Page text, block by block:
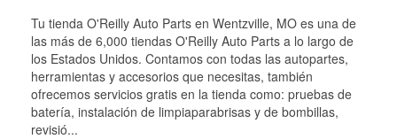
Tu tienda O'Reilly Auto Parts en Wentzville, MO es una de
las más de 6,000 tiendas O'Reilly Auto Parts a lo largo de
los Estados Unidos. Contamos con todas las autopartes,
herramientas y accesorios que necesitas, también
ofrecemos servicios gratis en la tienda como: pruebas de
batería, instalación de limpiaparabrisas y de bombillas,
revisió...